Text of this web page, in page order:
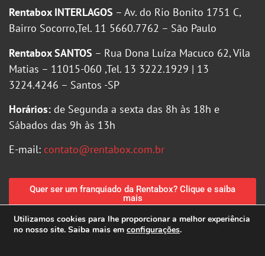
Rentabox INTERLAGOS – Av. do Rio Bonito 1751 C,
Bairro Socorro,Tel. 11 5660.7762 – São Paulo
Rentabox SANTOS – Rua Dona Luíza Macuco 62, Vila
Matias – 11015-060 ,Tel. 13 3222.1929 | 13
3224.4246 – Santos -SP
Horários: de Segunda a sexta das 8h às 18h e
Sábados das 9h às 13h
E-mail: contato@rentabox.com.br
Quer ser um franquiado da Rentabox? Clique e saiba
mais
Política de Privacidade|Política de Cookies
Utilizamos cookies para lhe proporcionar a melhor experiência
no nosso site. Saiba mais em configurações.